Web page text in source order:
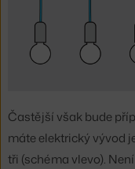
Častější však bude
máte elektrický vývod
tři (schéma vlevo).